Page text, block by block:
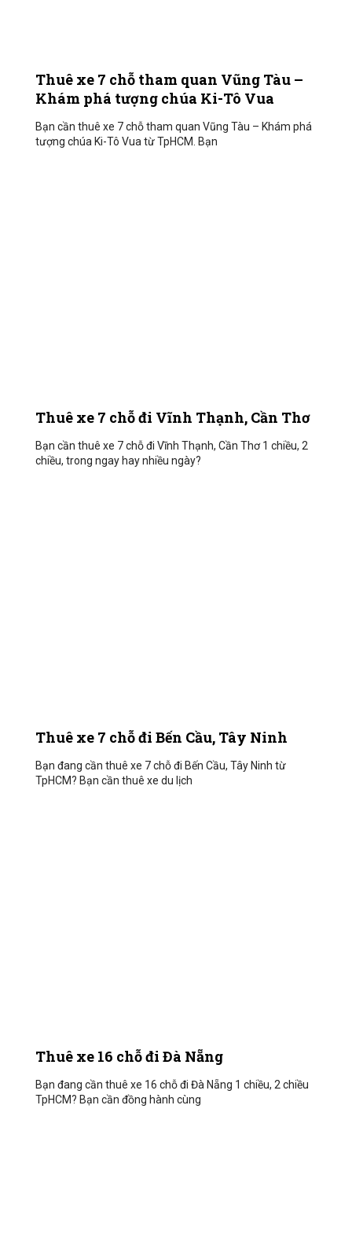
Thuê xe 7 chỗ tham quan Vũng Tàu –
Khám phá tượng chúa Ki-Tô Vua
Bạn cần thuê xe 7 chỗ tham quan Vũng Tàu – Khám phá
tượng chúa Ki-Tô Vua từ TpHCM. Bạn
Thuê xe 7 chỗ đi Vĩnh Thạnh, Cần Thơ
Bạn cần thuê xe 7 chỗ đi Vĩnh Thạnh, Cần Thơ 1 chiều, 2
chiều, trong ngay hay nhiều ngày?
Thuê xe 7 chỗ đi Bến Cầu, Tây Ninh
Bạn đang cần thuê xe 7 chỗ đi Bến Cầu, Tây Ninh từ
TpHCM? Bạn cần thuê xe du lịch
Thuê xe 16 chỗ đi Đà Nẵng
Bạn đang cần thuê xe 16 chỗ đi Đà Nẵng 1 chiều, 2 chiều
TpHCM? Bạn cần đồng hành cùng